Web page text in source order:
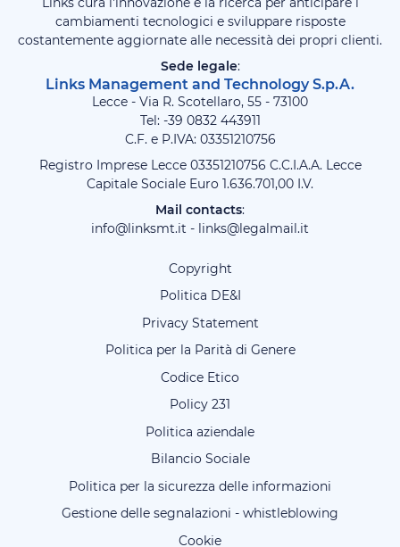
cambiamenti tecnologici e sviluppare risposte
costantemente aggiornate alle necessità dei propri clienti.
Sede legale:
Links Management and Technology S.p.A.
Lecce - Via R. Scotellaro, 55 - 73100
Tel: -39 0832 443911
C.F. e P.IVA: 03351210756
Registro Imprese Lecce 03351210756 C.C.I.A.A. Lecce
Capitale Sociale Euro 1.636.701,00 I.V.
Mail contacts:
info@linksmt.it - links@legalmail.it
Copyright
Politica DE&I
Privacy Statement
Politica per la Parità di Genere
Codice Etico
Policy 231
Politica aziendale
Bilancio Sociale
Politica per la sicurezza delle informazioni
Gestione delle segnalazioni - whistleblowing
Cookie